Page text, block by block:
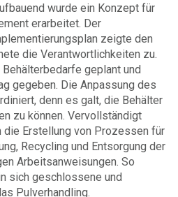
wurde ein Konzept für
erarbeitet. Der
zeigte den
die Verantwortlichkeiten zu.
geplant und
gegeben. Die Anpassung des
denn es galt, die Behälter
zu können. Vervollständigt
die Erstellung von Prozessen für
Recycling und Entsorgung der
Arbeitsanweisungen. So
sich geschlossene und
Pulverhandling.